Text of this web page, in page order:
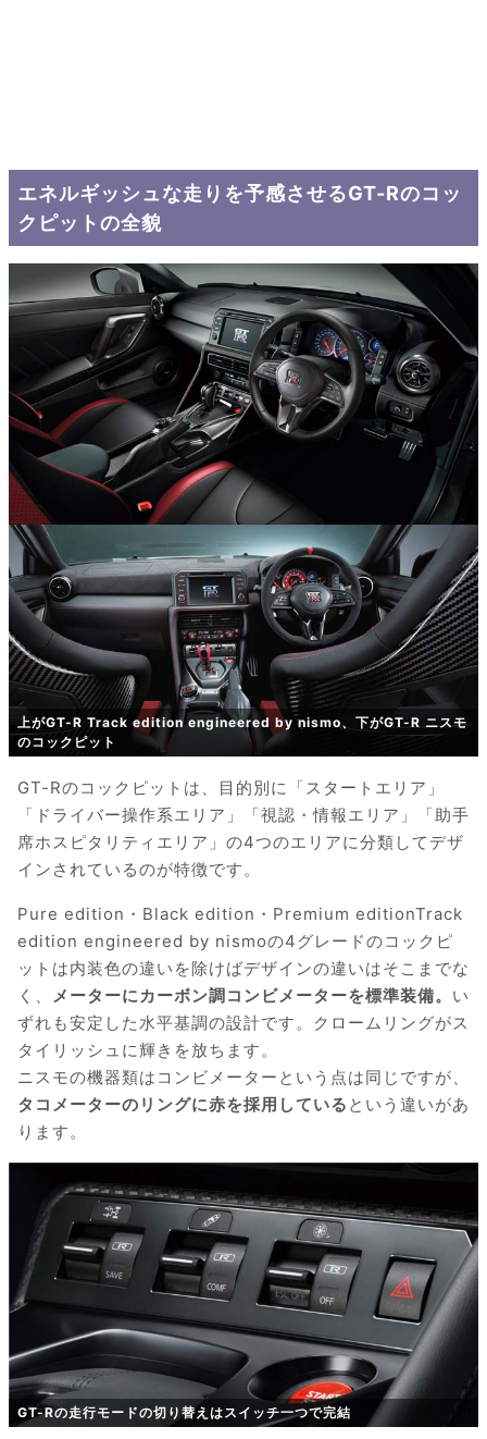
エネルギッシュな走りを予感させるGT-Rのコッ
クピットの全貌
上がGT-R Track edition engineered by nismo、下がGT-R ニスモ
のコックピット
GT-Rのコックピットは、目的別に「スタートエリア」
「ドライバー操作系エリア」「視認・情報エリア」「助手
席ホスピタリティエリア」の4つのエリアに分類してデザ
インされているのが特徴です。
Pure edition・Black edition・Premium editionTrack
edition engineered by nismoの4グレードのコックピ
ットは内装色の違いを除けばデザインの違いはそこまでな
く、 メーターにカーボン調コンビメーターを標準装備。 い
ずれも安定した水平基調の設計です。クロームリングがス
タイリッシュに輝きを放ちます。
ニスモの機器類はコンビメーターという点は同じですが、
タコメーターのリングに赤を採用している という違いがあ
ります。
GT-Rの走行モードの切り替えはスイッチ一つで完結